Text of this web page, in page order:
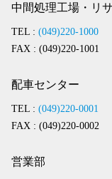
中間処理工場・リ
TEL : (049)220-1000
FAX : (049)220-1001
配車センター
TEL : (049)220-0001
FAX : (049)220-0002
営業部